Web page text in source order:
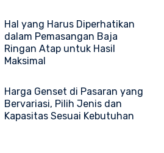
Hal yang Harus Diperhatikan
dalam Pemasangan Baja
Ringan Atap untuk Hasil
Maksimal
Harga Genset di Pasaran yang
Bervariasi, Pilih Jenis dan
Kapasitas Sesuai Kebutuhan